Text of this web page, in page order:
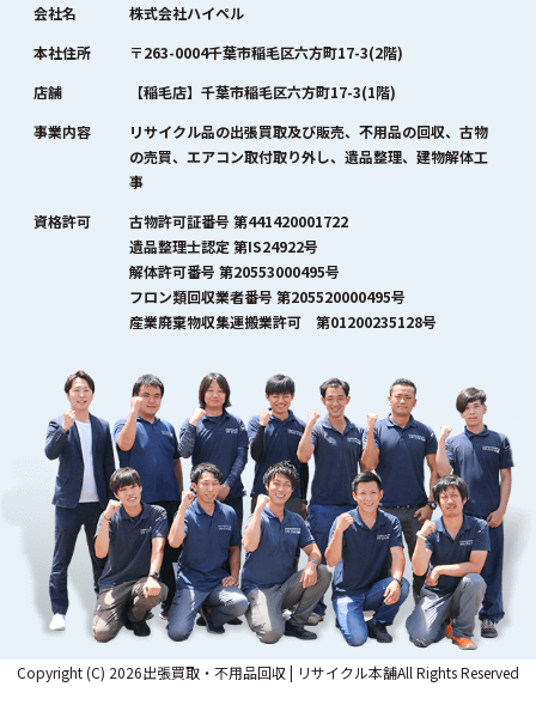
会社名
株式会社ハイペル
本社住所
〒263-0004千葉市稲毛区六方町17-3(2階)
店舗
【稲毛店】千葉市稲毛区六方町17-3(1階)
事業内容
リサイクル品の出張買取及び販売、不用品の回収、古物
の売買、エアコン取付取り外し、遺品整理、建物解体工
事
資格許可
古物許可証番号 第441420001722
遺品整理士認定 第IS24922号
解体許可番号 第20553000495号
フロン類回収業者番号 第205520000495号
産業廃棄物収集運搬業許可 第01200235128号
Copyright (C) 2026出張買取・不用品回収 | リサイクル本舗All Rights Reserved